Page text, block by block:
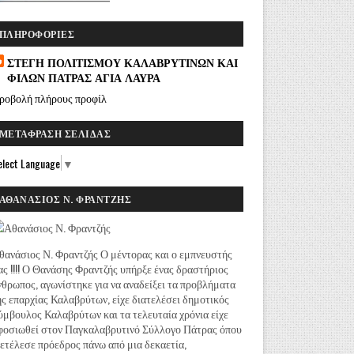
ΠΛΗΡΟΦΟΡΊΕΣ
ΣΤΕΓΗ ΠΟΛΙΤΙΣΜΟΥ ΚΑΛΑΒΡΥΤΙΝΩΝ ΚΑΙ
ΦΙΛΩΝ ΠΑΤΡΑΣ ΑΓΙΑ ΛΑΥΡΑ
πλήρους προφίλ
ΜΕΤΆΦΡΑΣΗ ΣΕΛΊΔΑΣ
Language ▼
ΑΘΑΝΆΣΙΟΣ Ν. ΦΡΑΝΤΖΉΣ
Ν. Φραντζής Ο μέντορας και ο εμπνευστής
!!!! Ο Θανάσης Φραντζής υπήρξε ένας δραστήριος
αγωνίστηκε για να αναδείξει τα προβλήματα
επαρχίας Καλαβρύτων, είχε διατελέσει δημοτικός
Καλαβρύτων και τα τελευταία χρόνια είχε
στον Παγκαλαβρυτινό Σύλλογο Πάτρας όπου
πρόεδρος πάνω από μια δεκαετία,